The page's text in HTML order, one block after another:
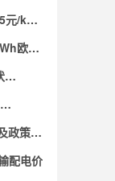
/kW·
欧洲
政策汇
配电价